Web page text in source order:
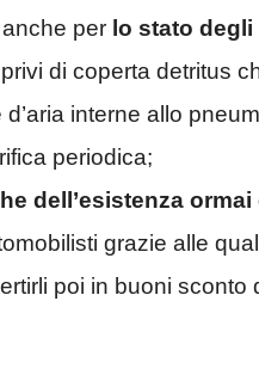
per lo stato
di coperta detritus
interne allo
periodica;
dell’esistenza
grazie alle
poi in buoni sconto